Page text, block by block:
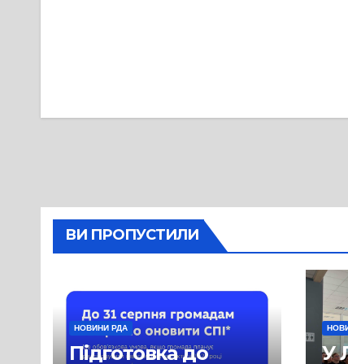
ВИ ПРОПУСТИЛИ
НОВИНИ РДА
Підготовка до
У